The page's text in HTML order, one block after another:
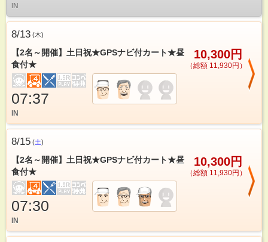
IN
8/13 (木)
【2名～開催】土日祝★GPSナビ付カート★昼
食付★
10,300円
（総額 11,930円）
07:37
IN
8/15 (土)
【2名～開催】土日祝★GPSナビ付カート★昼
食付★
10,300円
（総額 11,930円）
07:30
IN